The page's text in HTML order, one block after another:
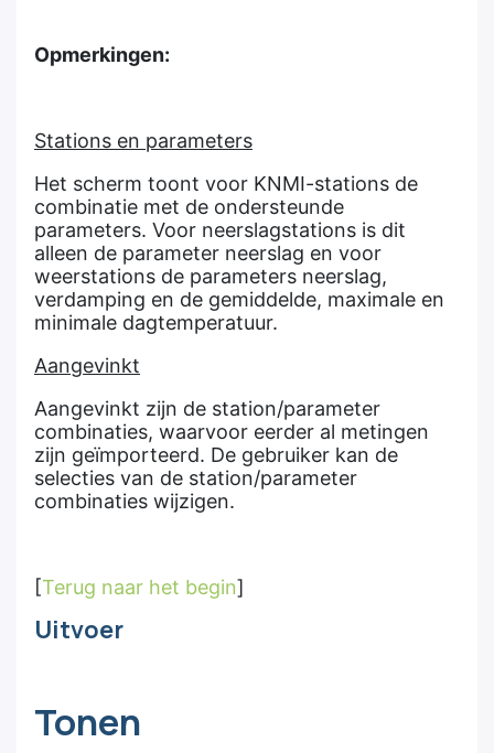
Opmerkingen:
Stations en parameters
Het scherm toont voor KNMI-stations de
combinatie met de ondersteunde
parameters. Voor neerslagstations is dit
alleen de parameter neerslag en voor
weerstations de parameters neerslag,
verdamping en de gemiddelde, maximale en
minimale dagtemperatuur.
Aangevinkt
Aangevinkt zijn de station/parameter
combinaties, waarvoor eerder al metingen
zijn geïmporteerd. De gebruiker kan de
selecties van de station/parameter
combinaties wijzigen.
[Terug naar het begin]
Uitvoer
Tonen